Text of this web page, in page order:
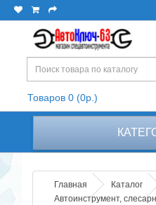
Товаров 0 (0р.)
Главная
Каталог
Автоинструмент,